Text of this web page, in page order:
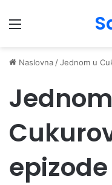
Menu
Naslovna /Jednom u
epizode